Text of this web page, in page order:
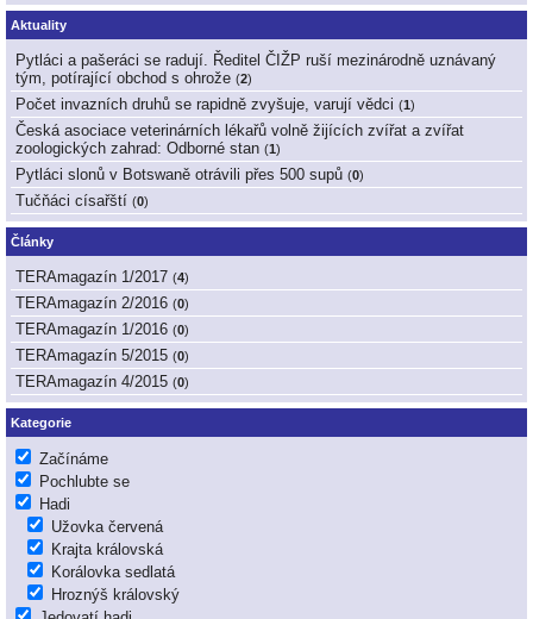
Aktuality
Pytláci a pašeráci se radují. Ředitel ČIŽP ruší mezinárodně uznávaný
tým, potírající obchod s ohrože (2)
Počet invazních druhů se rapidně zvyšuje, varují vědci (1)
Česká asociace veterinárních lékařů volně žijících zvířat a zvířat
zoologických zahrad: Odborné stan (1)
Pytláci slonů v Botswaně otrávili přes 500 supů (0)
Tučňáci císařští (0)
Články
TERAmagazín 1/2017 (4)
TERAmagazín 2/2016 (0)
TERAmagazín 1/2016 (0)
TERAmagazín 5/2015 (0)
TERAmagazín 4/2015 (0)
Kategorie
Začínáme
Pochlubte se
Hadi
Užovka červená
Krajta královská
Korálovka sedlatá
Hroznýš královský